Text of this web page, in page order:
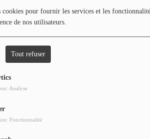
cookies pour fournir les services et les
de nos utilisateurs.
Tout refuser
Analyse
Fonctionnalité